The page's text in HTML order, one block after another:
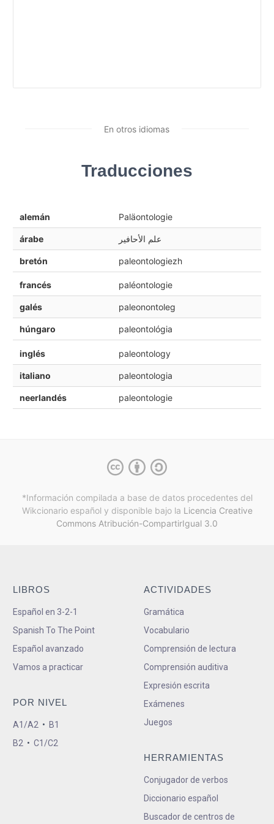
En otros idiomas
Traducciones
alemán Paläontologie
árabe علم الأحافير
bretón paleontologiezh
francés paléontologie
galés paleonontoleg
húngaro paleontológia
inglés paleontology
italiano paleontologia
neerlandés paleontologie
*Información compilada a base de datos procedentes del
Wikcionario español y disponible bajo la Licencia Creative
Commons Atribución-CompartirIgual 3.0
LIBROS
Español en 3-2-1
Spanish To The Point
Español avanzado
Vamos a practicar
POR NIVEL
A1/A2 • B1
B2 • C1/C2
ACTIVIDADES
Gramática
Vocabulario
Comprensión de lectura
Comprensión auditiva
Expresión escrita
Exámenes
Juegos
HERRAMIENTAS
Conjugador de verbos
Diccionario español
Buscador de centros de